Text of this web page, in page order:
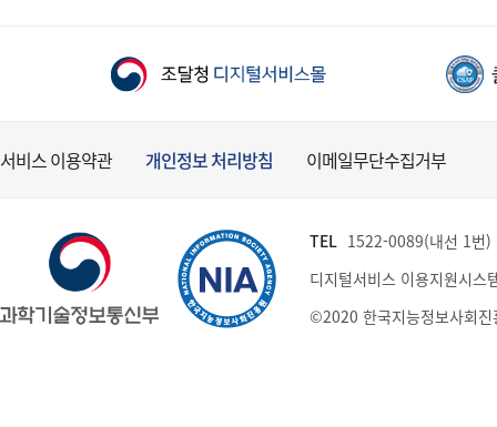
서비스 이용약관 개인정보 처리방침 이메일무단수집거부
TEL 1522-0089(내선 1번
디지털서비스 이용지원시스
©2020 한국지능정보사회진